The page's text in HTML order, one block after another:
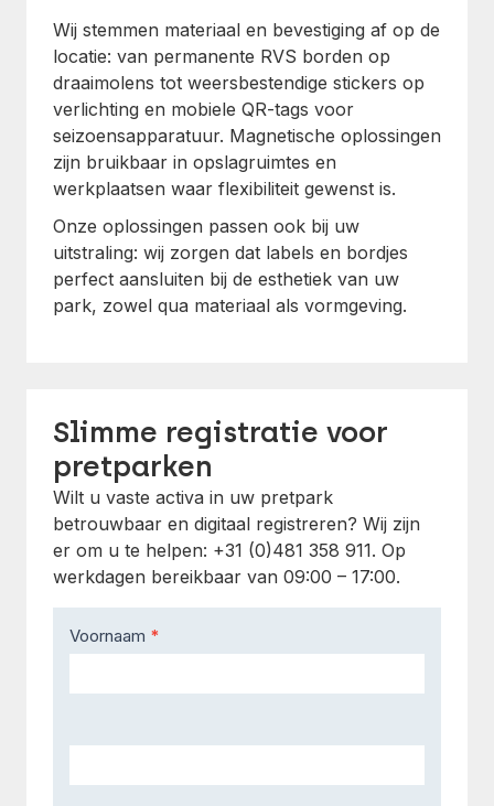
Wij stemmen materiaal en bevestiging af op de
locatie: van permanente RVS borden op
draaimolens tot weersbestendige stickers op
verlichting en mobiele QR-tags voor
seizoensapparatuur. Magnetische oplossingen
zijn bruikbaar in opslagruimtes en
werkplaatsen waar flexibiliteit gewenst is.
Onze oplossingen passen ook bij uw
uitstraling: wij zorgen dat labels en bordjes
perfect aansluiten bij de esthetiek van uw
park, zowel qua materiaal als vormgeving.
Slimme registratie voor
pretparken
Wilt u vaste activa in uw pretpark
betrouwbaar en digitaal registreren? Wij zijn
er om u te helpen: +31 (0)481 358 911. Op
werkdagen bereikbaar van 09:00 – 17:00.
Contact
Us
Voornaam *